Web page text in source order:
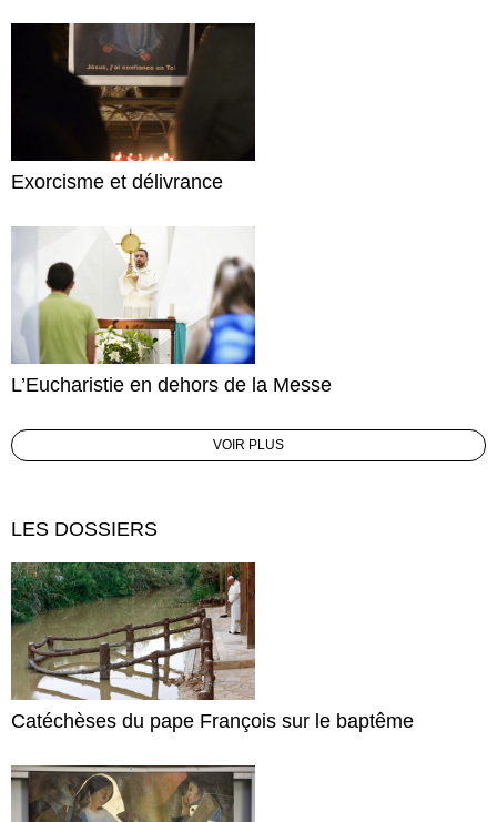
Exorcisme et délivrance
L’Eucharistie en dehors de la Messe
VOIR PLUS
LES DOSSIERS
Catéchèses du pape François sur le baptême